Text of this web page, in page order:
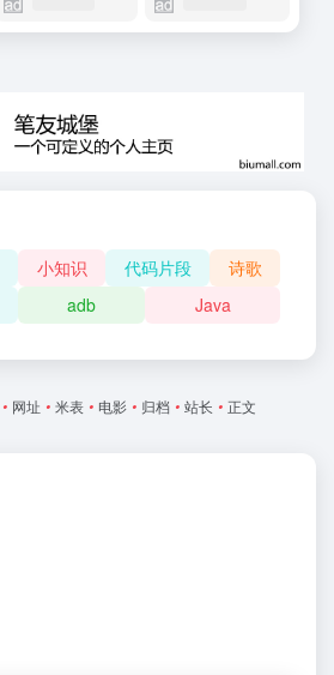
小知识 代码片段
诗歌
adb Java
• 网址 • 米表 • 电影 • 归档 • 站长 • 正文